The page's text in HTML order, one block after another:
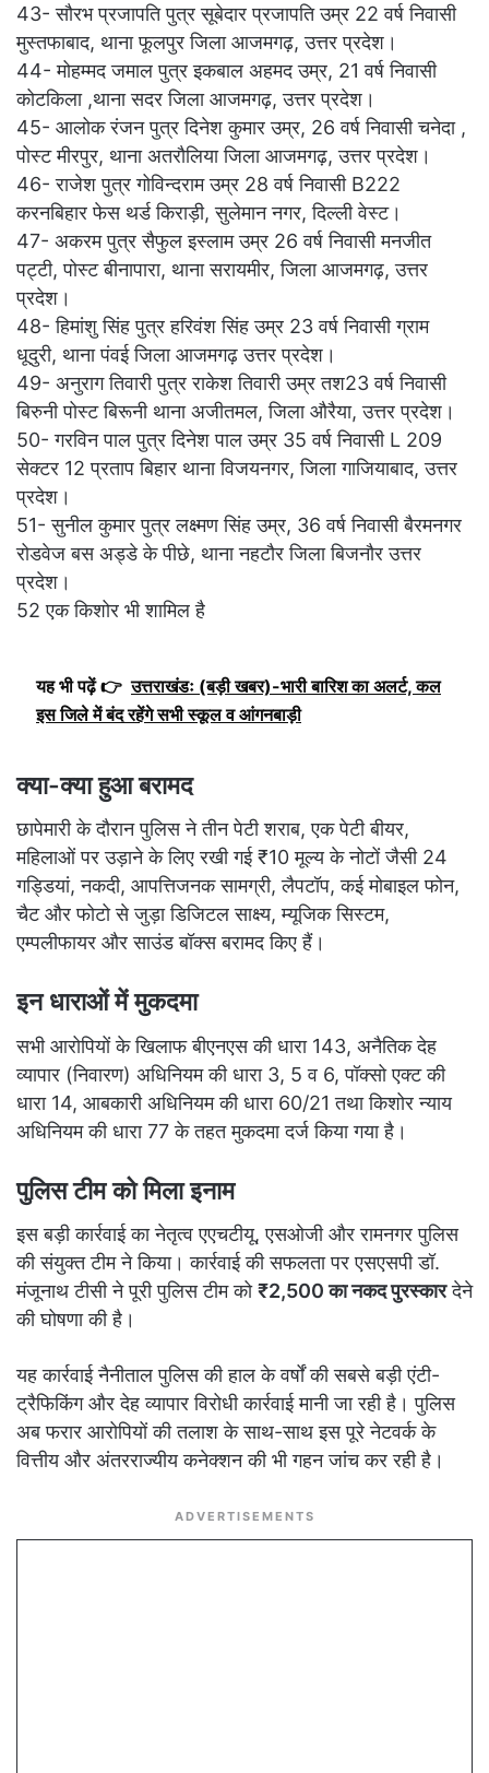
43- सौरभ प्रजापति पुत्र सूबेदार प्रजापति उम्र 22 वर्ष निवासी
मुस्तफाबाद, थाना फूलपुर जिला आजमगढ़, उत्तर प्रदेश।
44- मोहम्मद जमाल पुत्र इकबाल अहमद उम्र, 21 वर्ष निवासी
कोटकिला ,थाना सदर जिला आजमगढ़, उत्तर प्रदेश।
45- आलोक रंजन पुत्र दिनेश कुमार उम्र, 26 वर्ष निवासी चनेदा ,
पोस्ट मीरपुर, थाना अतरौलिया जिला आजमगढ़, उत्तर प्रदेश।
46- राजेश पुत्र गोविन्दराम उम्र 28 वर्ष निवासी B222
करनबिहार फेस थर्ड किराड़ी, सुलेमान नगर, दिल्ली वेस्ट।
47- अकरम पुत्र सैफुल इस्लाम उम्र 26 वर्ष निवासी मनजीत
पट्टी, पोस्ट बीनापारा, थाना सरायमीर, जिला आजमगढ़, उत्तर
प्रदेश।
48- हिमांशु सिंह पुत्र हरिवंश सिंह उम्र 23 वर्ष निवासी ग्राम
धूदुरी, थाना पंवई जिला आजमगढ़ उत्तर प्रदेश।
49- अनुराग तिवारी पुत्र राकेश तिवारी उम्र तश23 वर्ष निवासी
बिरुनी पोस्ट बिरूनी थाना अजीतमल, जिला औरैया, उत्तर प्रदेश।
50- गरविन पाल पुत्र दिनेश पाल उम्र 35 वर्ष निवासी L 209
सेक्टर 12 प्रताप बिहार थाना विजयनगर, जिला गाजियाबाद, उत्तर
प्रदेश।
51- सुनील कुमार पुत्र लक्ष्मण सिंह उम्र, 36 वर्ष निवासी बैरमनगर
रोडवेज बस अड्डे के पीछे, थाना नहटौर जिला बिजनौर उत्तर
प्रदेश।
52 एक किशोर भी शामिल है
यह भी पढ़ें 👉 उत्तराखंडः (बड़ी खबर)-भारी बारिश का अलर्ट, कल
इस जिले में बंद रहेंगे सभी स्कूल व आंगनबाड़ी
क्या-क्या हुआ बरामद
छापेमारी के दौरान पुलिस ने तीन पेटी शराब, एक पेटी बीयर,
महिलाओं पर उड़ाने के लिए रखी गई ₹10 मूल्य के नोटों जैसी 24
गड्डियां, नकदी, आपत्तिजनक सामग्री, लैपटॉप, कई मोबाइल फोन,
चैट और फोटो से जुड़ा डिजिटल साक्ष्य, म्यूजिक सिस्टम,
एम्पलीफायर और साउंड बॉक्स बरामद किए हैं।
इन धाराओं में मुकदमा
सभी आरोपियों के खिलाफ बीएनएस की धारा 143, अनैतिक देह
व्यापार (निवारण) अधिनियम की धारा 3, 5 व 6, पॉक्सो एक्ट की
धारा 14, आबकारी अधिनियम की धारा 60/21 तथा किशोर न्याय
अधिनियम की धारा 77 के तहत मुकदमा दर्ज किया गया है।
पुलिस टीम को मिला इनाम
इस बड़ी कार्रवाई का नेतृत्व एएचटीयू, एसओजी और रामनगर पुलिस
की संयुक्त टीम ने किया। कार्रवाई की सफलता पर एसएसपी डॉ.
मंजूनाथ टीसी ने पूरी पुलिस टीम को₹2,500 का नकद पुरस्कारदेने
की घोषणा की है।
यह कार्रवाई नैनीताल पुलिस की हाल के वर्षों की सबसे बड़ी एंटी-
ट्रैफिकिंग और देह व्यापार विरोधी कार्रवाई मानी जा रही है। पुलिस
अब फरार आरोपियों की तलाश के साथ-साथ इस पूरे नेटवर्क के
वित्तीय और अंतरराज्यीय कनेक्शन की भी गहन जांच कर रही है।
ADVERTISEMENTS